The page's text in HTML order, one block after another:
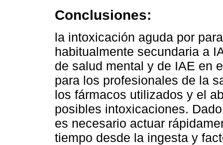
Conclusiones:
la intoxicación aguda por
habitualmente secundaria a
de salud mental y de IAE en
para los profesionales de la
los fármacos utilizados y el
posibles intoxicaciones.
es necesario actuar
tiempo desde la ingesta y